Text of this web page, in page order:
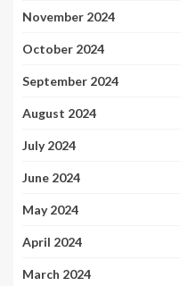
November 2024
October 2024
September 2024
August 2024
July 2024
June 2024
May 2024
April 2024
March 2024